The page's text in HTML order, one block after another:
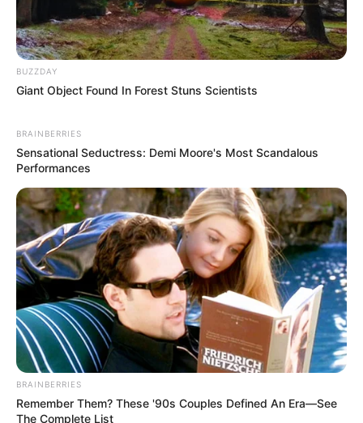
BUZZDAY
Giant Object Found In Forest Stuns Scientists
BRAINBERRIES
Sensational Seductress: Demi Moore's Most Scandalous
Performances
BRAINBERRIES
Remember Them? These '90s Couples Defined An Era—See
The Complete List